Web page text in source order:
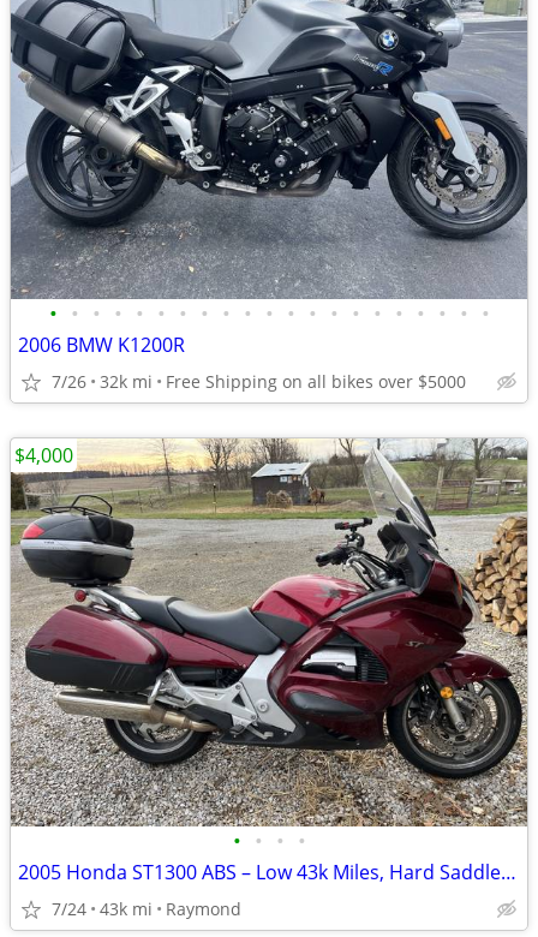
• • • • • • • • • • • • • • • • • • • • •
2006 BMW K1200R
7/26 32k mi Free Shipping on all bikes over $5000
• • • •
2005 Honda ST1300 ABS – Low 43k Miles, Hard Saddlebags
7/24 43k mi Raymond
$4,000